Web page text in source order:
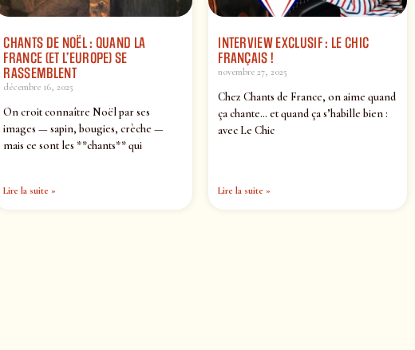
CHANTS DE NOËL : QUAND LA
FRANCE (ET L’EUROPE) SE
RASSEMBLENT
décembre 16, 2025
On croit connaître Noël par ses
images — sapin, bougies, crèche —
mais ce sont les **chants** qui
Lire la suite »
INTERVIEW EXCLUSIF : LE CHIC
FRANÇAIS !
novembre 27, 2025
Chez Chants de France, on aime quand
ça chante… et quand ça s’habille bien :
avec Le Chic
Lire la suite »